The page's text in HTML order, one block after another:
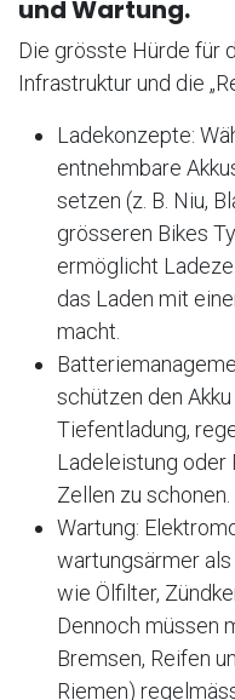
und Wartung.
Die grösste Hürde für
Infrastruktur und die
Ladekonzepte:
entnehmbare
setzen (z. B. Niu,
grösseren Bikes
ermöglicht
das Laden mit
macht.
schützen den
Tiefentladung,
Ladeleistung oder
Zellen zu schonen.
Wartung:
wartungsärmer
wie Ölfilter,
Dennoch müssen
Bremsen, Reifen
Riemen)